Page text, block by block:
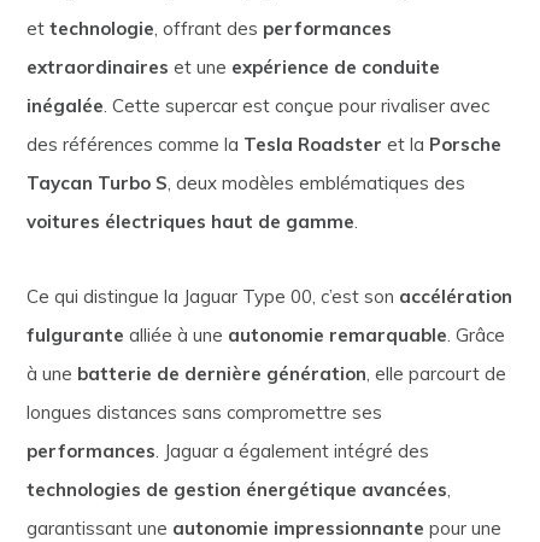
ettechnologie, offrant des performances
extraordinaires et une expérience de conduite
inégalée. Cette supercar est conçue pour rivaliser avec
des références comme la Tesla Roadster et la Porsche
Taycan Turbo S, deux modèles emblématiques des
voitures électriques haut de gamme.
Ce qui distingue la Jaguar Type 00, c’est son accélération
fulgurante alliée à une autonomie remarquable. Grâce
à une batterie de dernière génération, elle parcourt de
longues distances sans compromettre ses
performances. Jaguar a également intégré des
technologies de gestion énergétique avancées,
garantissant une autonomie impressionnante pour une